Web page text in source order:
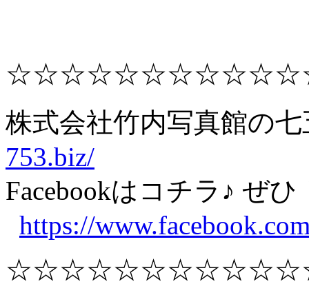
株式会社竹内写真館
753.biz/
Facebookはコチラ♪ ぜ
https://